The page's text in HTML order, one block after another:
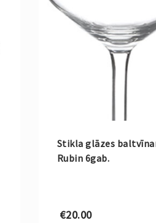
Stikla glāzes
Rubin 6gab.
€20.00